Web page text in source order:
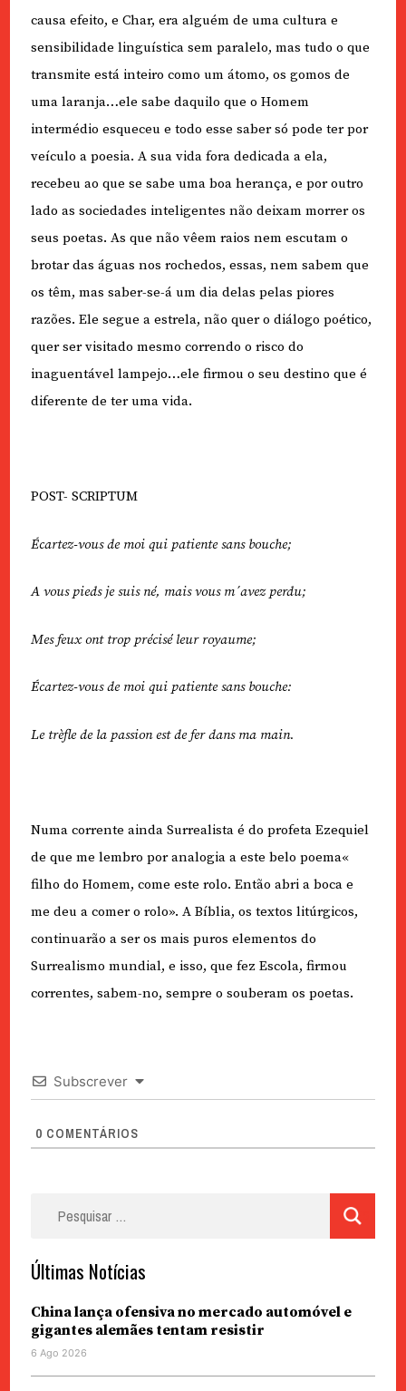
causa efeito, e Char, era alguém de uma cultura e
sensibilidade linguística sem paralelo, mas tudo o que
transmite está inteiro como um átomo, os gomos de
uma laranja…ele sabe daquilo que o Homem
intermédio esqueceu e todo esse saber só pode ter por
veículo a poesia. A sua vida fora dedicada a ela,
recebeu ao que se sabe uma boa herança, e por outro
lado as sociedades inteligentes não deixam morrer os
seus poetas. As que não vêem raios nem escutam o
brotar das águas nos rochedos, essas, nem sabem que
os têm, mas saber-se-á um dia delas pelas piores
razões. Ele segue a estrela, não quer o diálogo poético,
quer ser visitado mesmo correndo o risco do
inaguentável lampejo…ele firmou o seu destino que é
diferente de ter uma vida.
POST- SCRIPTUM
Écartez-vous de moi qui patiente sans bouche;
A vous pieds je suis né, mais vous m´avez perdu;
Mes feux ont trop précisé leur royaume;
Écartez-vous de moi qui patiente sans bouche:
Le trèfle de la passion est de fer dans ma main.
Numa corrente ainda Surrealista é do profeta Ezequiel
de que me lembro por analogia a este belo poema«
filho do Homem, come este rolo. Então abri a boca e
me deu a comer o rolo». A Bíblia, os textos litúrgicos,
continuarão a ser os mais puros elementos do
Surrealismo mundial, e isso, que fez Escola, firmou
correntes, sabem-no, sempre o souberam os poetas.
Subscrever
0 COMENTÁRIOS
Últimas Notícias
China lança ofensiva no mercado automóvel e
gigantes alemães tentam resistir
6 Ago 2026